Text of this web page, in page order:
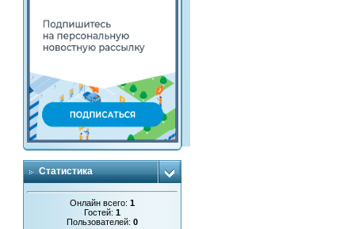
Статистика
Онлайн всего:1
Гостей:1
Пользователей:0